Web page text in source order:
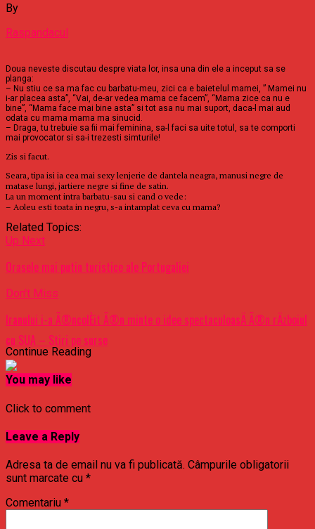
By
Raspandacul
Doua neveste discutau despre viata lor, insa una din ele a inceput sa se
planga:
– Nu stiu ce sa ma fac cu barbatu-meu, zici ca e baietelul mamei, ” Mamei nu
i-ar placea asta”, “Vai, de-ar vedea mama ce facem”, “Mama zice ca nu e
bine”, “Mama face mai bine asta” si tot asa nu mai suport, daca-l mai aud
odata cu mama mama ma sinucid.
– Draga, tu trebuie sa fii mai feminina, sa-l faci sa uite totul, sa te comporti
mai provocator si sa-i trezesti simturile!
Zis si facut.
Seara, tipa isi ia cea mai sexy lenjerie de dantela neagra, manusi negre de
matase lungi, jartiere negre si fine de satin.
La un moment intra barbatu-sau si cand o vede:
– Aoleu esti toata in negru, s-a intamplat ceva cu mama?
Related Topics:
Up Next
Orasele mai putin turistice ale Portugaliei
Don't Miss
Iranului i-a Ã®ncolÈit Ã®n minte o idee spectaculoasÄ Ã®n rÄzboiul
cu SUA – Stiri pe surse
Continue Reading
You may like
Click to comment
Leave a Reply
Adresa ta de email nu va fi publicată. Câmpurile obligatorii
sunt marcate cu *
Comentariu *